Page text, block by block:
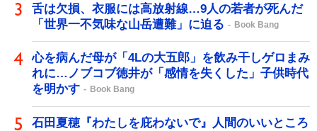
舌は欠損、衣服には高放射線…9人の若者が死んだ
「世界一不気味な山岳遭難」に迫る
Book Bang
心を病んだ母が「4Lの大五郎」を飲み干しゲロまみ
れに…ノブコブ徳井が「感情を失くした」子供時代
を明かす
Book Bang
石田夏穂『わたしを庇わないで』人間のいいところ